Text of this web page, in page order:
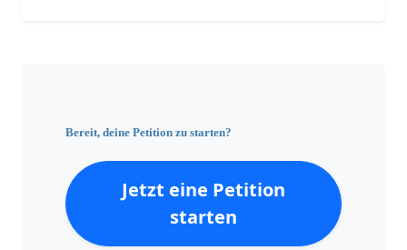
Bereit, deine Petition zu starten?
Jetzt eine Petition
starten